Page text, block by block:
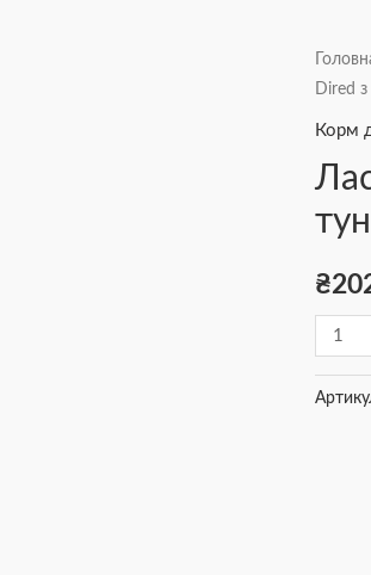
Dired
Корм
₴
для
котів
Freeze
Dired
тунця